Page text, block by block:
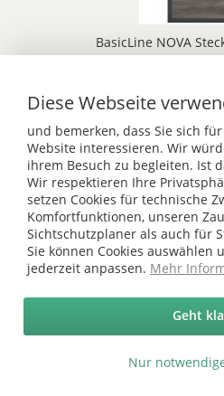
BasicLine NOVA
Inhalt: 1
Ab 75 €
Service Hotline
Shop Service
Informationen
Diese Webseite
und bemerken, dass Sie sich
Website interessieren. Wir
ihrem Besuch zu begleiten. Ist
Wir respektieren Ihre
setzen Cookies für technische
Komfortfunktionen, unseren
Sichtschutzplaner als auch für
Sie können Cookies auswählen
jederzeit anpassen. Mehr
Nur
Geht